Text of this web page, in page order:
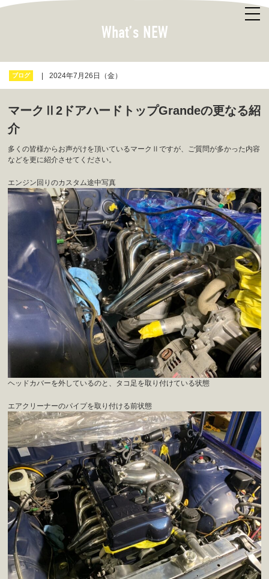
What’s NEW
ブログ 2024年7月26日（金）
マークⅡ2ドアハードトップGrandeの更なる紹
介
多くの皆様からお声がけを頂いているマークⅡですが、ご質問が多かった内容
などを更に紹介させてください。
エンジン回りのカスタム途中写真
ヘッドカバーを外しているのと、タコ足を取り付けている状態
エアクリーナーのパイプを取り付ける前状態